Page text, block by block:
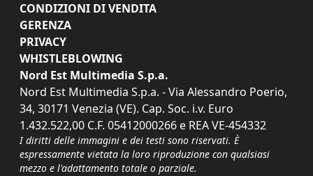
CONDIZIONI DI VENDITA
GERENZA
PRIVACY
WHISTLEBLOWING
Nord Est Multimedia S.p.a.
Nord Est Multimedia S.p.a. - Via Alessandro Poerio,
34, 30171 Venezia (VE). Cap. Soc. i.v. Euro
1.432.522,00 C.F. 05412000266 e REA VE-454332
I diritti delle immagini e dei testi sono riservati. È
espressamente vietata la loro riproduzione con qualsiasi
mezzo e l'adattamento totale o parziale.